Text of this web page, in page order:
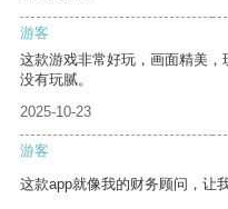
游客
这款游戏非常好玩，画面精美
没有玩腻。
2025-10-23
游客
这款app就像我的财务顾问，让